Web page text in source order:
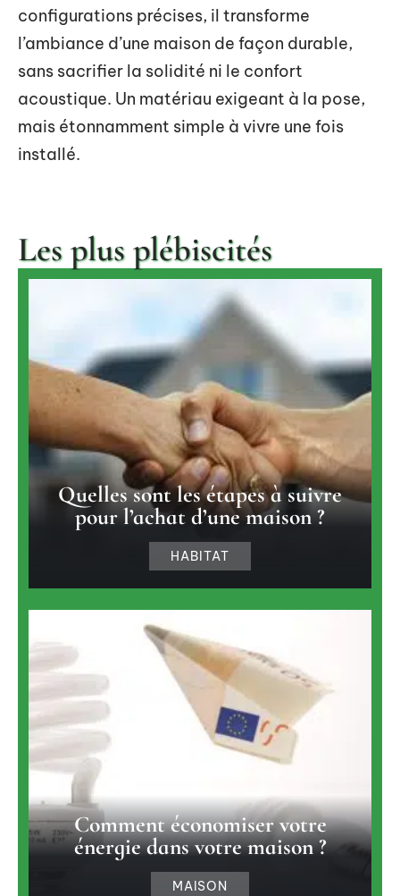
configurations précises, il transforme
l’ambiance d’une maison de façon durable,
sans sacrifier la solidité ni le confort
acoustique. Un matériau exigeant à la pose,
mais étonnamment simple à vivre une fois
installé.
Les plus plébiscités
Quelles sont les étapes à suivre
pour l’achat d’une maison ?
HABITAT
Comment économiser votre
énergie dans votre maison ?
MAISON